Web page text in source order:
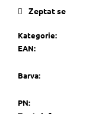
Kategorie:
EAN:
Barva:
PN:
Zeptat se